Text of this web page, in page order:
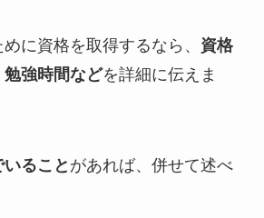
に資格を取得するなら、 資格
強時間などを詳細に伝えま
ること があれば、併せて述べ